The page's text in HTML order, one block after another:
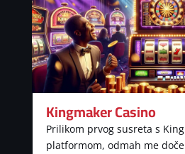
Kingmaker Casino
Prilikom prvog susreta s
platformom, odmah me